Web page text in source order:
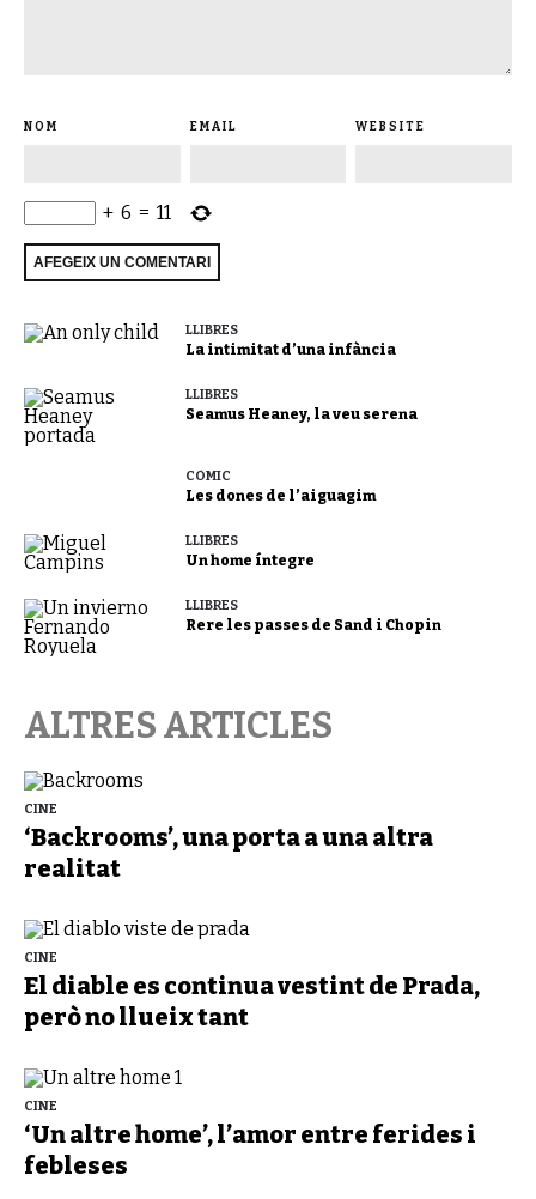
NOM EMAIL WEBSITE
+ 6 = 11
LLIBRES
La intimitat d’una infància
LLIBRES
Seamus Heaney, la veu serena
CÒMIC
Les dones de l’aiguagim
LLIBRES
Un home íntegre
LLIBRES
Rere les passes de Sand i Chopin
ALTRES ARTICLES
CINE
‘Backrooms’, una porta a una altra
realitat
CINE
El diable es continua vestint de Prada,
però no llueix tant
CINE
‘Un altre home’, l’amor entre ferides i
febleses